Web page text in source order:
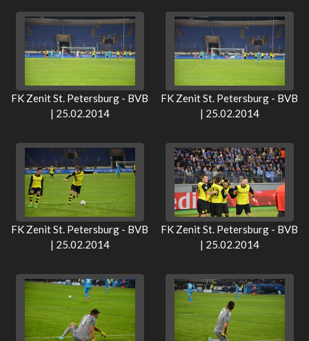
FK Zenit St. Petersburg - BVB
| 25.02.2014
FK Zenit St. Petersburg - BVB
| 25.02.2014
FK Zenit St. Petersburg - BVB
| 25.02.2014
FK Zenit St. Petersburg - BVB
| 25.02.2014